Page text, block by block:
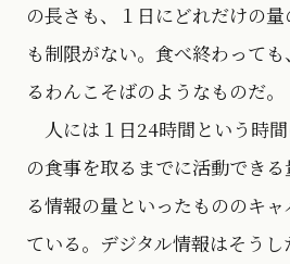
の長さも、１日にどれだけの
も制限がない。食べ終わって
るわんこそばのようなものだ。
人には１日24時間という時
の食事を取るまでに活動でき
る情報の量といったもののキ
ている。デジタル情報はそう